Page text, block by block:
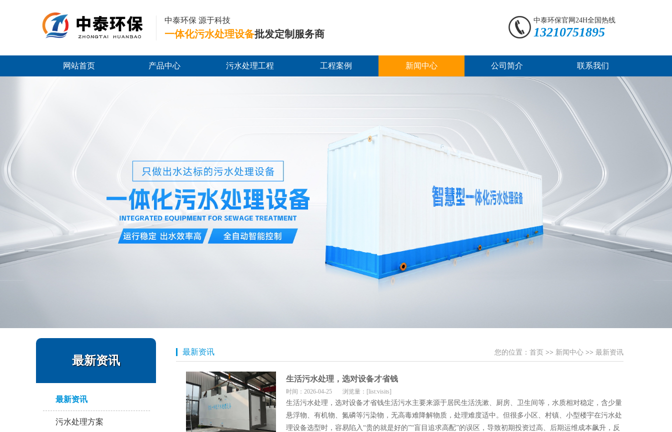
中泰环保 源于科技
一体化污水处理设备批发定制服务商
中泰环保官网24H全国热线
13210751895
网站首页 产品中心 污水处理工程 工程案例 新闻中心 公司简介 联系我们
最新资讯
最新资讯
污水处理方案
最新资讯 您的位置： 首页 >> 新闻中心 >> 最新资讯
生活污水处理，选对设备才省钱
时间：2026-04-25 浏览量：[list:visits]
生活污水处理，选对设备才省钱生活污水主要来源于居民生活洗漱、厨房、卫生间等，水质相对稳定，含少量
悬浮物、有机物、氮磷等污染物，无高毒难降解物质，处理难度适中。但很多小区、村镇、小型楼宇在污水处
理设备选型时，容易陷入“贵的就是好的”“盲目追求高配”的误区，导致初期投资过高、后期运维成本飙升，反